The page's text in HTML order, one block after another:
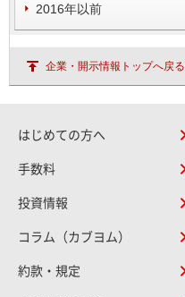
2016年以前
企業・開示情報トップへ戻る
はじめての方へ
手数料
投資情報
コラム（カブヨム）
約款・規定